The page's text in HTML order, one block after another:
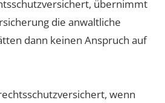
übernimmt
die anwaltliche
dann keinen Anspruch auf
wenn